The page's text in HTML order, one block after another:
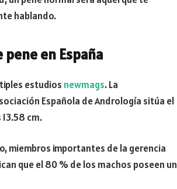
hablando.
en España
estudios newmags. La
Española de Andrología sitúa el
cm.
miembros importantes de la gerencia
que el 80 % de los machos poseen un